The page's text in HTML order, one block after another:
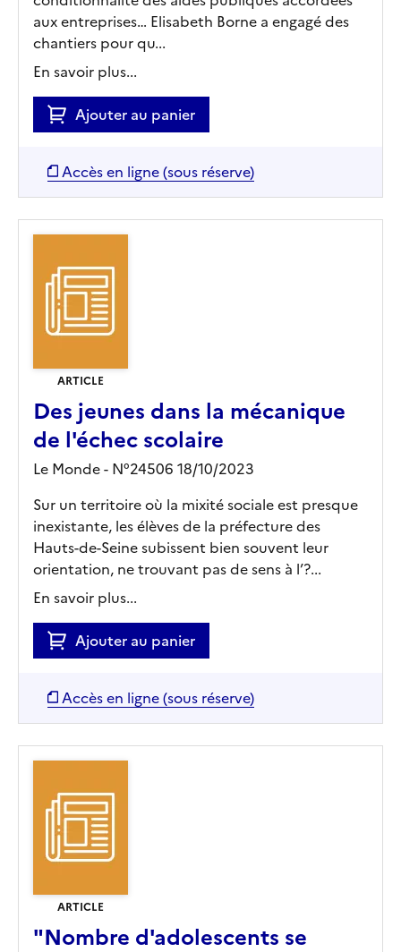
aux entreprises… Elisabeth Borne a engagé des
chantiers pour qu...
En savoir plus...
Ajouter au panier
Accès en ligne (sous réserve)
ARTICLE
Des jeunes dans la mécanique
de l'échec scolaire
Le Monde - N°24506 18/10/2023
Sur un territoire où la mixité sociale est presque
inexistante, les élèves de la préfecture des
Hauts-de-Seine subissent bien souvent leur
orientation, ne trouvant pas de sens à l’?...
En savoir plus...
Ajouter au panier
Accès en ligne (sous réserve)
ARTICLE
"Nombre d'adolescents se